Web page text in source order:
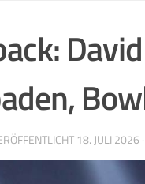
18. JULI 2026